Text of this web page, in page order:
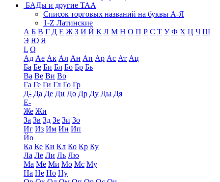
БАДы и другие ТАА
Список торговых названий на буквы А-Я
1-Z Латинские
А Б В Г Д Е Ж З И Й К Л М Н О П Р С Т У Ф Х Ц Ч Ш
Э Ю Я
L Q
Ад Ае Ак Ал Ан Ап Ар Ас Ат Ац
Ба Бе Би Бл Бо Бр Бь
Ва Ве Ви Во
Га Ге Ги Гл Го Гр
Д- Да Де Ди До Др Ду Ды Дя
Е-
Же Жи
За Зв Зд Зе Зи Зо
Иг Из Им Ин Ип
Йо
Ка Ке Ки Кл Ко Кр Ку
Ла Ле Ли Ль Лю
Ма Ме Ми Мо Мс Му
На Не Но Ну